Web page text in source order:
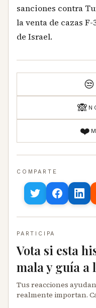
sanciones contra
la venta de cazas F-
de Israel.
😒
🙈
❤️
COMPARTE
PARTICIPA
Vota si esta
mala y guía a
Tus reacciones
realmente importan.